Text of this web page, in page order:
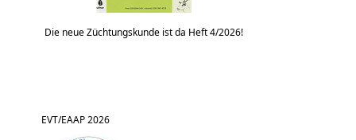
Die neue Züchtungskunde ist da Heft 4/2026!
EVT/EAAP 2026